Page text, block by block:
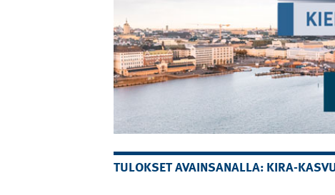
TULOKSET AVAINSANALLA: KIRA-